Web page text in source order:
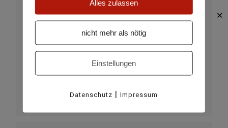
✕
VERANSTALTUNGSORT
Hotel medelina
Alles zulassen
nicht mehr als nötig
Einstellungen
Datenschutz |Impressum